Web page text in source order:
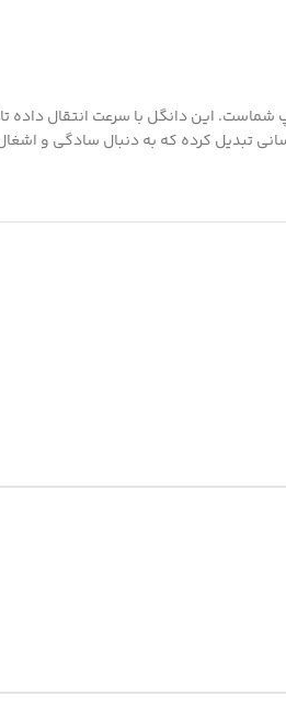
شماست. این دانگل با سرعت انتقال داده تا